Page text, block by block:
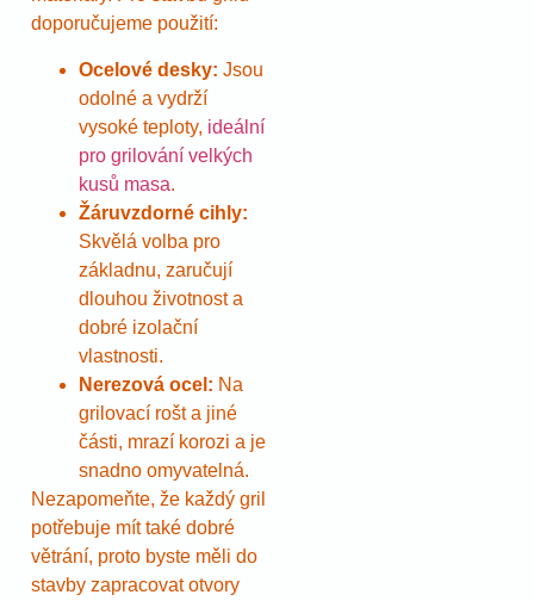
doporučujeme použití:
Ocelové desky: Jsou
odolné a vydrží
vysoké teploty, ideální
pro grilování velkých
kusů masa.
Žáruvzdorné cihly:
Skvělá volba pro
základnu, zaručují
dlouhou životnost a
dobré izolační
vlastnosti.
Nerezová ocel: Na
grilovací rošt a jiné
části, mrazí korozi a je
snadno omyvatelná.
Nezapomeňte, že každý gril
potřebuje mít také dobré
větrání, proto byste měli do
stavby zapracovat otvory